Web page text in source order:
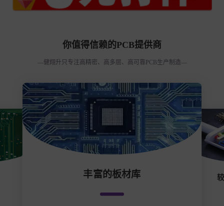
你值得信赖的PCB提供商
—健翔升只专注高精密、高多层、高可靠PCB生产制造—
丰富的板材库